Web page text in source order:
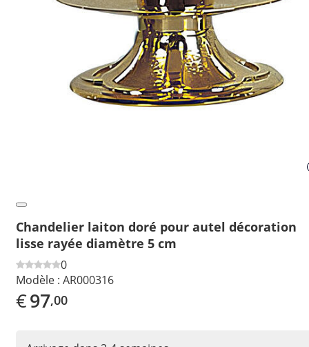
Chandelier laiton doré pour autel décoration
lisse rayée diamètre 5 cm
0
Modèle : AR000316
€97,00